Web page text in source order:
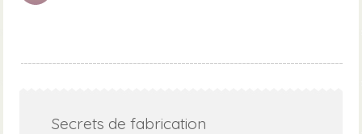
Secrets de fabrication